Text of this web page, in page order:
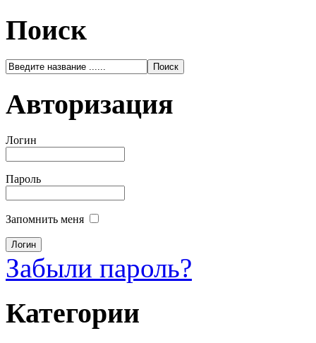
Поиск
Авторизация
Логин
Пароль
Запомнить меня
Забыли пароль?
Категории